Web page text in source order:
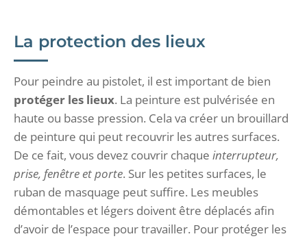
La protection des lieux
Pour peindre au pistolet, il est important de bien
protéger les lieux. La peinture est pulvérisée en
haute ou basse pression. Cela va créer un brouillard
de peinture qui peut recouvrir les autres surfaces.
De ce fait, vous devez couvrir chaque interrupteur,
prise, fenêtre et porte. Sur les petites surfaces, le
ruban de masquage peut suffire. Les meubles
démontables et légers doivent être déplacés afin
d’avoir de l’espace pour travailler. Pour protéger les